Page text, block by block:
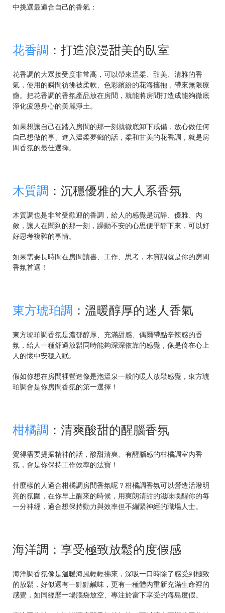
中挑選最適合自己的香氣：
花香調 ：打造浪漫甜美的臥室
花香調的大眾接受度非常高，可以帶來溫柔、甜美、清雅的香
氣，使用的瞬間彷彿被柔軟、色彩繽紛的花海擁抱，帶來無限療
癒。把花香調的香氛產品放在房間，就能將房間打造成能夠徹底
淨化疲憊身心的美麗淨土。
如果想讓自己在踏入房間的那一刻就徹底卸下戒備，放心做任何
自己想做的事、進入溫柔夢鄉的話，柔和甘美的花香調，就是房
間香氛的最佳選擇。
木質調 ：沉穩優雅的大人系香氛
木質調也是非常受歡迎的香調，給人的感覺是沉靜、優雅、內
斂，讓人在聞到的那一刻，躁動不安的心思便平靜下來，可以好
好思考複雜的事情。
如果需要長時間在房間讀書、工作、思考，木質調就是你的房間
香氛首選！
東方琥珀調 ：溫暖醇厚的迷人香氣
東方琥珀調香氛是濃郁醇厚、充滿甜感、偶爾帶點辛辣感的香
氛，給人一種舒適放鬆同時能夠深深依靠的感覺，像是倚在心上
人的懷中安穩入眠。
假如你想在房間裡營造像是泡溫泉一般的暖人放鬆感覺，東方琥
珀調會是你房間香氛的第一選擇！
柑橘調 ：清爽酸甜的醒腦香氛
覺得需要提振精神的話，酸甜清爽、有醒腦感的柑橘調室內香
氛，會是你保持工作效率的法寶！
什麼樣的人適合柑橘調房間香氛呢？柑橘調香氛可以營造活潑明
亮的氛圍，在你早上醒來的時候，用爽朗清甜的滋味喚醒你的每
一分神經，適合想保持動力與效率但不繃緊神經的職場人士。
海洋調：享受極致放鬆的度假感
海洋調香氛像是溫暖海風輕輕拂來，深吸一口時除了感受到極致
的放鬆，好似還有一點點鹹味，更有一種體內重新充滿生命裡的
感覺，如同經歷一場腦袋放空、專注於當下享受的海島度假。